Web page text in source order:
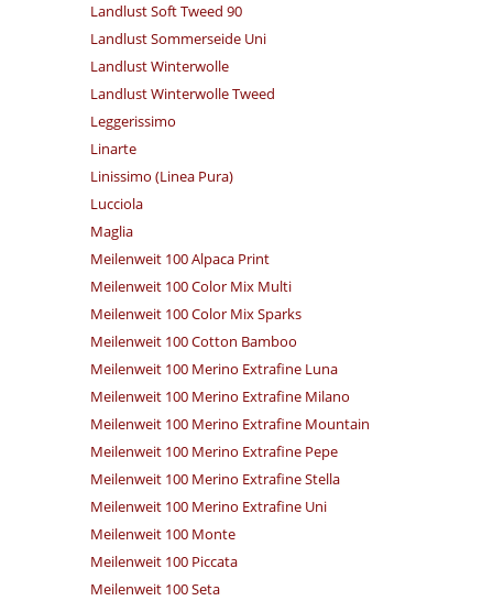
Landlust Soft Tweed 90
Landlust Sommerseide Uni
Landlust Winterwolle
Landlust Winterwolle Tweed
Leggerissimo
Linarte
Linissimo (Linea Pura)
Lucciola
Maglia
Meilenweit 100 Alpaca Print
Meilenweit 100 Color Mix Multi
Meilenweit 100 Color Mix Sparks
Meilenweit 100 Cotton Bamboo
Meilenweit 100 Merino Extrafine Luna
Meilenweit 100 Merino Extrafine Milano
Meilenweit 100 Merino Extrafine Mountain
Meilenweit 100 Merino Extrafine Pepe
Meilenweit 100 Merino Extrafine Stella
Meilenweit 100 Merino Extrafine Uni
Meilenweit 100 Monte
Meilenweit 100 Piccata
Meilenweit 100 Seta